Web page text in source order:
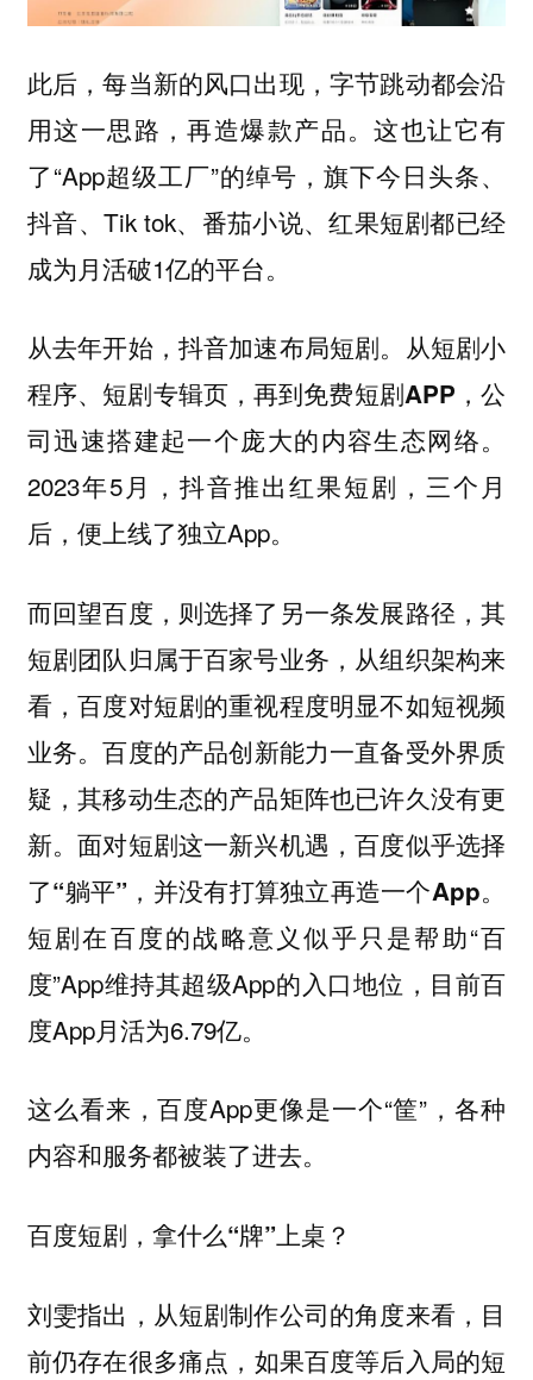
此后，每当新的风口出现，字节跳动都会沿
用这一思路，再造爆款产品。这也让它有
了“App超级工厂”的绰号，旗下今日头条、
抖音、Tik tok、番茄小说、红果短剧都已经
成为月活破1亿的平台。
从去年开始，抖音加速布局短剧。 从短剧小
程序、短剧专辑页，再到免费短剧APP，公
司迅速搭建起一个庞大的内容生态网络。
2023年5月，抖音推出红果短剧，三个月
后，便上线了独立App。
而回望百度，则选择了另一条发展路径，其
短剧团队归属于百家号业务，从组织架构来
看，百度对短剧的重视程度明显不如短视频
业务。百度的产品创新能力一直备受外界质
疑，其移动生态的产品矩阵也已许久没有更
新。面对短剧这一新兴机遇，百度似乎选择
了“躺平”，并没有打算独立再造一个App。
短剧在百度的战略意义似乎只是帮助“百
度”App维持其超级App的入口地位，目前百
度App月活为6.79亿。
这么看来，百度App更像是一个“筐”，各种
内容和服务都被装了进去。
百度短剧，拿什么“牌”上桌？
刘雯指出，从短剧制作公司的角度来看，目
前仍存在很多痛点， 如果百度等后入局的短